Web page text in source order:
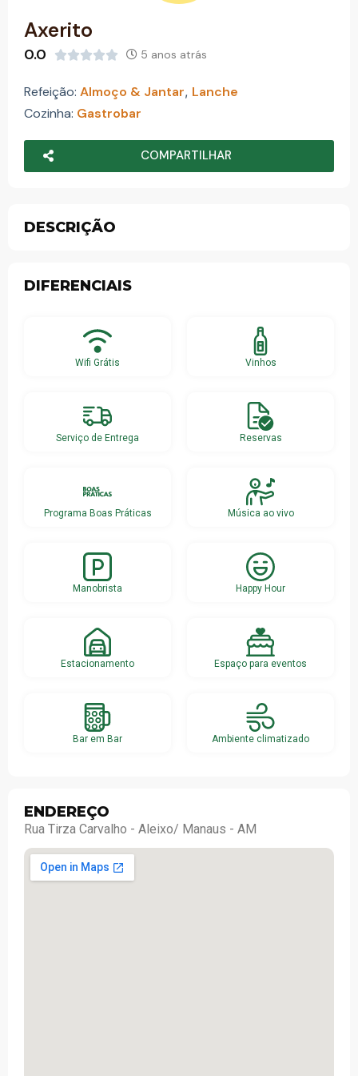
Axerito
0.0  5 anos atrás
Refeição: Almoço & Jantar, Lanche
Cozinha: Gastrobar
COMPARTILHAR
DESCRIÇÃO
DIFERENCIAIS
Wifi Grátis Vinhos
Serviço de Entrega Reservas
Programa Boas Práticas Música ao vivo
Manobrista Happy Hour
Estacionamento Espaço para eventos
Bar em Bar Ambiente climatizado
ENDEREÇO
Rua Tirza Carvalho - Aleixo/ Manaus - AM